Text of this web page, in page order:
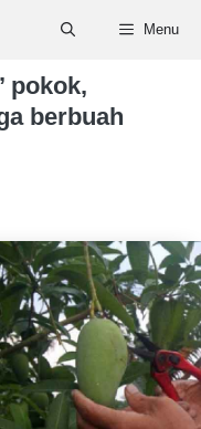
Menu
pokok,
berbuah